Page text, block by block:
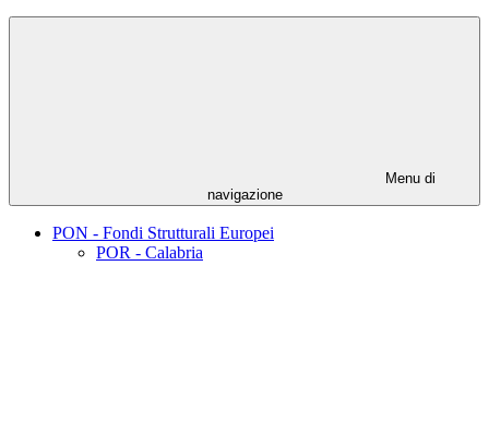
Menu di
navigazione
PON - Fondi Strutturali Europei
POR - Calabria